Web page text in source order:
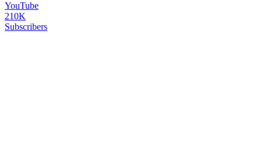
YouTube
210K
Subscribers